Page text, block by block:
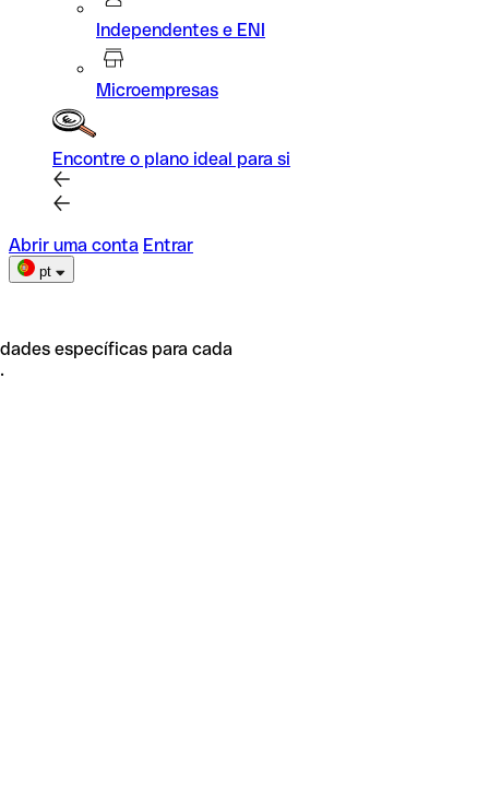
Independentes e ENI
Microempresas
Encontre o plano ideal para si
Abrir uma conta Entrar
pt
específicas para cada